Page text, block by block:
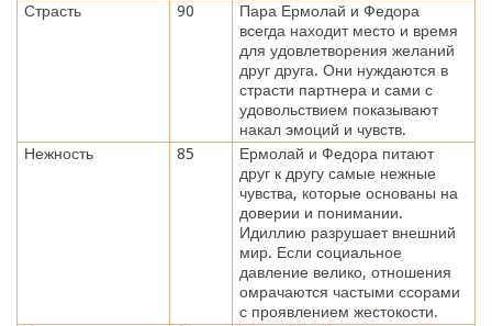
Страсть
90
Пара Ермолай и Федора
всегда находит место и время
для удовлетворения желаний
друг друга. Они нуждаются в
страсти партнера и сами с
удовольствием показывают
накал эмоций и чувств.
Нежность
85
Ермолай и Федора питают
друг к другу самые нежные
чувства, которые основаны на
доверии и понимании.
Идиллию разрушает внешний
мир. Если социальное
давление велико, отношения
омрачаются частыми ссорами
с проявлением жестокости.